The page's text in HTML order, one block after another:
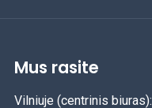
Mus rasite
Vilniuje (centrinis biuras):